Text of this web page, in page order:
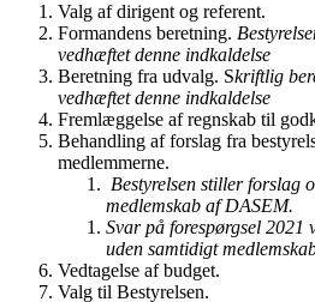
Valg af dirigent og referent.
Formandens beretning.
vedhæftet denne indkaldelse
Beretning fra udvalg. Skriftlig
vedhæftet denne indkaldelse
Fremlæggelse af regnskab til
Behandling af forslag fra
medlemmerne.
Bestyrelsen stiller forslag
medlemskab af DASEM.
Svar på forespørgsel 2021
uden samtidigt
Vedtagelse af budget.
Valg til Bestyrelsen.